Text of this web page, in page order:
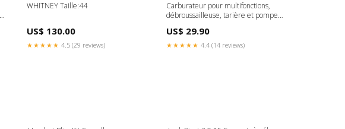
WHITNEY Taille:44
US$ 130.00
★★★★★ 4.5 (29 reviews)
Carburateur pour multifonctions,
débroussailleuse, tarière et pompe à
US$ 29.90
★★★★★ 4.4 (14 reviews)